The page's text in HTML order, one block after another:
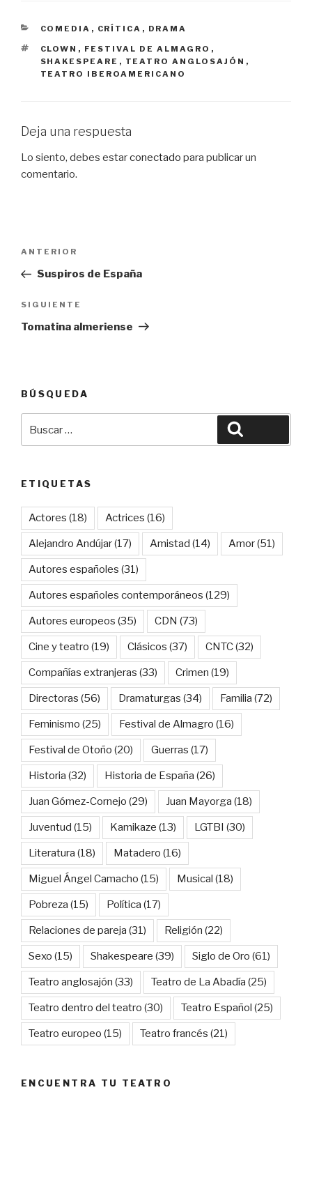
CATEGORÍAS
COMEDIA , CRÍTICA , DRAMA
ETIQUETAS
CLOWN , FESTIVAL DE ALMAGRO ,
SHAKESPEARE , TEATRO ANGLOSAJÓN ,
TEATRO IBEROAMERICANO
Deja una respuesta
Lo siento, debes estarconectado para publicar un
comentario.
entradas
Entrada
anterior:
ANTERIOR
Suspiros de España
Siguiente
entrada
SIGUIENTE
Tomatina almeriense
BÚSQUEDA
por:
ETIQUETAS
Actores (18) Actrices (16)
Alejandro Andújar(17) Amistad (14) Amor(51)
Autores españoles (31)
Autores españoles contemporáneos (129)
Autores europeos (35) CDN (73)
Cine y teatro (19) Clásicos (37) CNTC(32)
Compañías extranjeras (33) Crimen (19)
Directoras (56) Dramaturgas (34) Familia (72)
Feminismo (25) Festival de Almagro (16)
Festival de Otoño (20) Guerras (17)
Historia (32) Historia de España (26)
Juan Gómez-Cornejo (29) Juan Mayorga (18)
Juventud (15) Kamikaze (13) LGTBI (30)
Literatura (18) Matadero (16)
Miguel Ángel Camacho (15) Musical (18)
Pobreza (15) Política (17)
Relaciones de pareja (31) Religión (22)
Sexo (15) Shakespeare (39) Siglo de Oro (61)
Teatro anglosajón (33) Teatro de La Abadía (25)
Teatro dentro del teatro (30) Teatro Español (25)
Teatro europeo (15) Teatro francés (21)
ENCUENTRA TU TEATRO